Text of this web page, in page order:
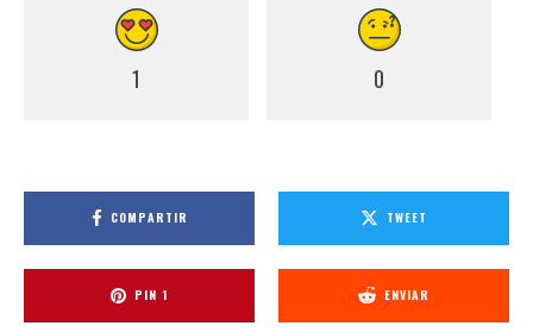
1 0
COMPARTIR TWEET
PIN 1 ENVIAR